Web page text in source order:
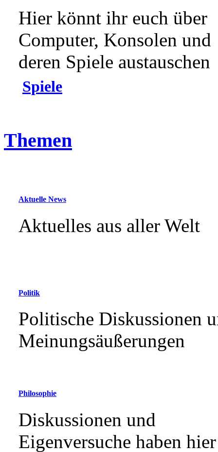
Hier könnt ihr euch über
Computer, Konsolen und
deren Spiele austauschen
Spiele
Themen
Aktuelle News
Aktuelles aus aller Welt
Politik
Politische Diskussionen
Meinungsäußerungen
Philosophie
Diskussionen und
Eigenversuche haben hier